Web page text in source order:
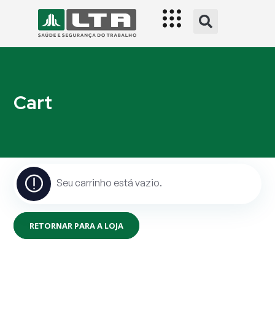
Cart
Seu carrinho está vazio.
RETORNAR PARA A LOJA